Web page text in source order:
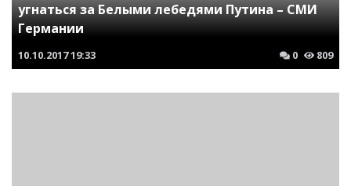
угнаться за Белыми лебедями Путина – СМИ
Германии
10.10.201719:33 0 809